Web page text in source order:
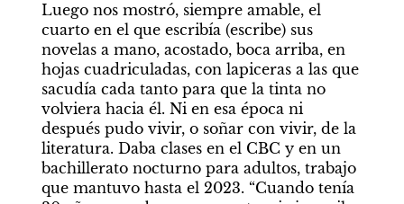
Luego nos mostró, siempre amable, el
cuarto en el que escribía (escribe) sus
novelas a mano, acostado, boca arriba, en
hojas cuadriculadas, con lapiceras a las que
sacudía cada tanto para que la tinta no
volviera hacia él. Ni en esa época ni
después pudo vivir, o soñar con vivir, de la
literatura. Daba clases en el CBC y en un
bachillerato nocturno para adultos, trabajo
que mantuvo hasta el 2023. “Cuando tenía